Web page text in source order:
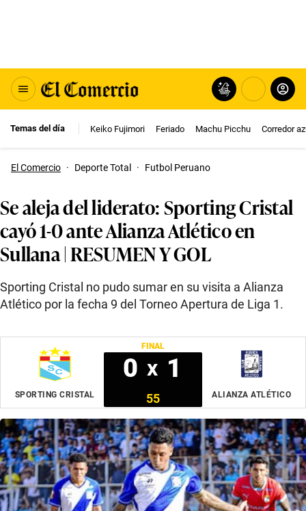
Temas del día Keiko Fujimori Feriado Machu Picchu Corredor
El Comercio · Deporte Total · Futbol Peruano
Se aleja del liderato: Sporting Cristal
cayó 1-0 ante Alianza Atlético en
Sullana | RESUMEN Y GOL
Sporting Cristal no pudo sumar en su visita a Alianza
Atlético por la fecha 9 del Torneo Apertura de Liga 1.
FINAL
SPORTING CRISTAL
0 x 1
55 ALIANZA ATLÉTICO